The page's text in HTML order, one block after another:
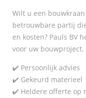
Wilt u een
betrouwbare partij
en kosten? Pauls BV
voor uw bouwproject.
✔️ Persoonlijk advies
✔️ Gekeurd materieel
✔️ Heldere offerte op